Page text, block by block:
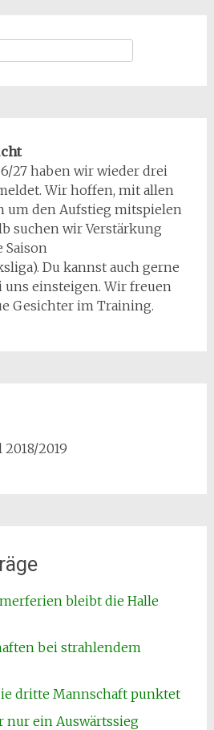
27 haben wir wieder drei
Wir hoffen, mit allen
um den Aufstieg mitspielen
suchen wir Verstärkung
Du kannst auch gerne
uns einsteigen. Wir freuen
Gesichter im Training.
2019
bleibt die Halle
bei strahlendem
dritte Mannschaft punktet
nur ein Auswärtssieg